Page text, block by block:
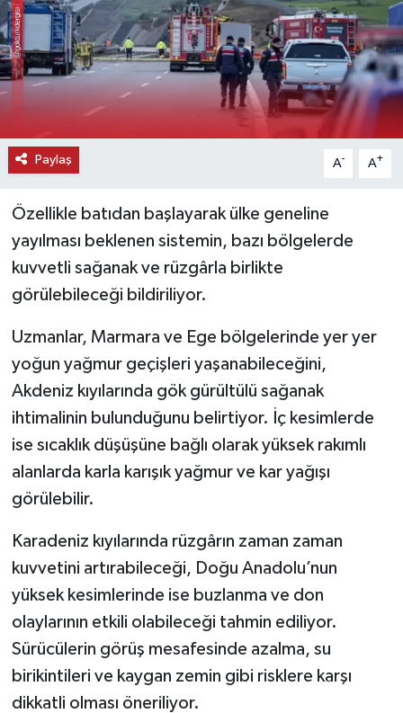
Paylaş A- A+
Özellikle batıdan başlayarak ülke geneline
yayılması beklenen sistemin, bazı bölgelerde
kuvvetli sağanak ve rüzgârla birlikte
görülebileceği bildiriliyor.
Uzmanlar, Marmara ve Ege bölgelerinde yer yer
yoğun yağmur geçişleri yaşanabileceğini,
Akdeniz kıyılarında gök gürültülü sağanak
ihtimalinin bulunduğunu belirtiyor. İç kesimlerde
ise sıcaklık düşüşüne bağlı olarak yüksek rakımlı
alanlarda karla karışık yağmur ve kar yağışı
görülebilir.
Karadeniz kıyılarında rüzgârın zaman zaman
kuvvetini artırabileceği, Doğu Anadolu’nun
yüksek kesimlerinde ise buzlanma ve don
olaylarının etkili olabileceği tahmin ediliyor.
Sürücülerin görüş mesafesinde azalma, su
birikintileri ve kaygan zemin gibi risklere karşı
dikkatli olması öneriliyor.
SPOR
TEKNOLOJİ
YAŞAM